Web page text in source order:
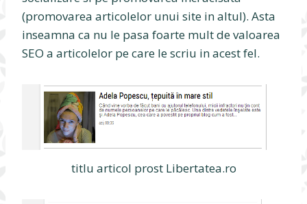
(promovarea articolelor unui site in altul). Asta
inseamna ca nu le pasa foarte mult de valoarea
SEO a articolelor pe care le scriu in acest fel.
titlu articol prost Libertatea.ro